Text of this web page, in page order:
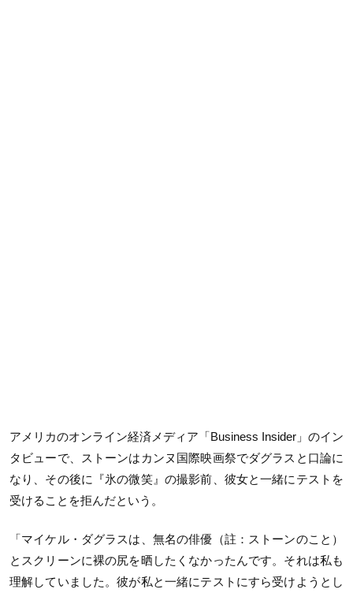
アメリカのオンライン経済メディア「Business Insider 」のイン
タビューで、ストーンはカンヌ国際映画祭でダグラスと口論に
なり、その後に『氷の微笑』の撮影前、彼女と一緒にテストを
受けることを拒んだという。
「マイケル・ダグラスは、無名の俳優（註：ストーンのこと）
とスクリーンに裸の尻を晒したくなかったんです。それは私も
理解していました。彼が私と一緒にテストにすら受けようとし